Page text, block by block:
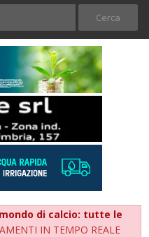
di calcio: tutte le
IN TEMPO REALE